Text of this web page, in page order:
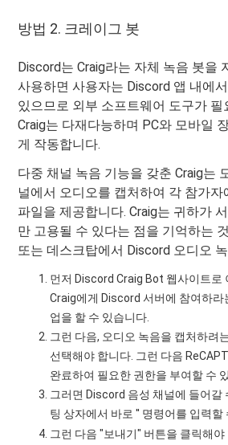
방법 2. 크레이그 봇
Discord는 Craig라는 자체 녹음 봇을
사용하면 사용자는 Discord 앱 내에
있으므로 외부 소프트웨어 도구가 필
Craig는 다재다능하며 PC와 모바일
게 작동합니다.
다중 채널 녹음 기능을 갖춘 Craig는
널에서 오디오를 캡처하여 각 참가
파일을 제공합니다. Craig는 귀하가
만 고용될 수 있다는 점을 기억하는
또는 데스크탑에서 Discord 오디오
먼저 Discord Craig Bot 웹사이트로
Craig에게 Discord 서버에 참여하라
업을 할 수 있습니다.
그런 다음, 오디오 녹음을 캡처하려
선택해야 합니다. 그런 다음
완료하여 필요한 권한을 부여할 수
그러면 Discord 음성 채널에 들어갈
팅 상자에서 바로 '' 명령어를 입력할
그런 다음 "보내기" 버튼을 클릭해